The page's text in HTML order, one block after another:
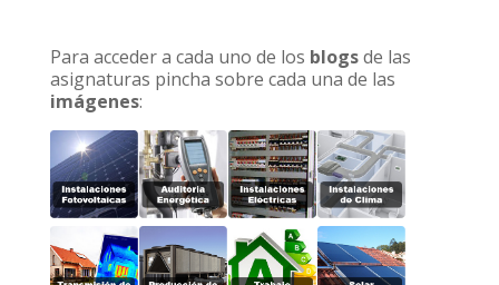
Para acceder a cada uno de los blogsde las
asignaturas pincha sobre cada una de las
imágenes: